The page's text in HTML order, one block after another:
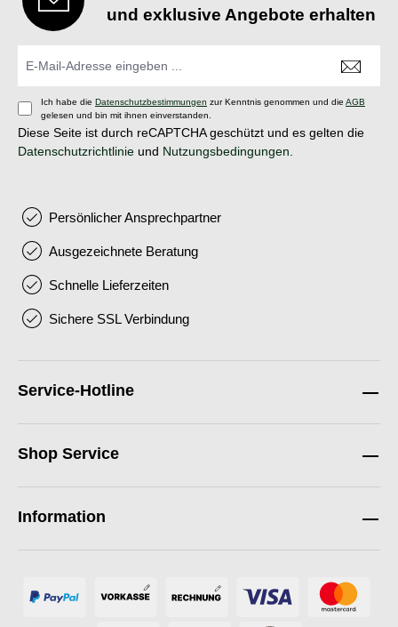
und exklusive Angebote erhalten
Ich habe die Datenschutzbestimmungen zur Kenntnis genommen und die AGB
gelesen und bin mit ihnen einverstanden.
Diese Seite ist durch reCAPTCHA geschützt und es gelten die
Datenschutzrichtlinie und Nutzungsbedingungen
Persönlicher Ansprechpartner
Ausgezeichnete Beratung
Schnelle Lieferzeiten
Sichere SSL Verbindung
Service-Hotline
Shop Service
Information